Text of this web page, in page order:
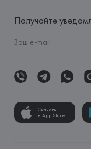
Получайте
Скачать
в App Store